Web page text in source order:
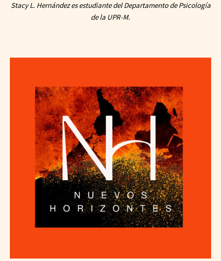
Stacy L. Hernández es estudiante del Departamento de Psicología
de la UPR-M.